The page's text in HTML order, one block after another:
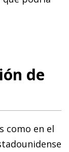
de
como en el